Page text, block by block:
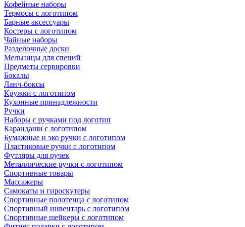
Кофейные наборы
Термосы с логотипом
Барные аксессуары
Костеры с логотипом
Чайные наборы
Разделочные доски
Мельницы для специй
Предметы сервировки
Бокалы
Ланч-боксы
Кружки с логотипом
Кухонные принадлежности
Ручки
Наборы с ручками под логотип
Карандаши с логотипом
Бумажные и эко ручки с логотипом
Пластиковые ручки с логотипом
Футляры для ручек
Металлические ручки с логотипом
Спортивные товары
Массажеры
Самокаты и гироскутеры
Спортивные полотенца с логотипом
Спортивный инвентарь с логотипом
Спортивные шейкеры с логотипом